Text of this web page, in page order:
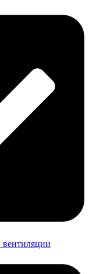
вентиляции